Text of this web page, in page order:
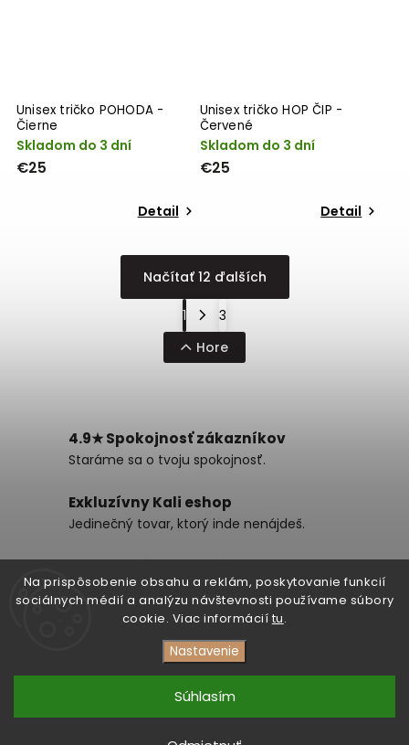
Na prispôsobenie obsahu a reklám, poskytovanie funkcií
sociálnych médií a analýzu návštevnosti používame súbory
cookie. Viac informácií tu.
Nastavenie
Súhlasím
Unisex tričko POHODA -
Čierne
Skladom do 3 dní
€25
Detail
Unisex tričko HOP ČIP -
Červené
Skladom do 3 dní
€25
Detail
Načítať 12 ďalších
1
3
Hore
4.9★ Spokojnosť zákazníkov
Staráme sa o tvoju spokojnosť.
Exkluzívny Kali eshop
Jedinečný tovar, ktorý inde nenájdeš.
Jedinečný prémiový merch
Nové strihy, za uvádzacie ceny.
DezertMusic. Všetky práva vyhradené.
Upraviť nastavenie cookies